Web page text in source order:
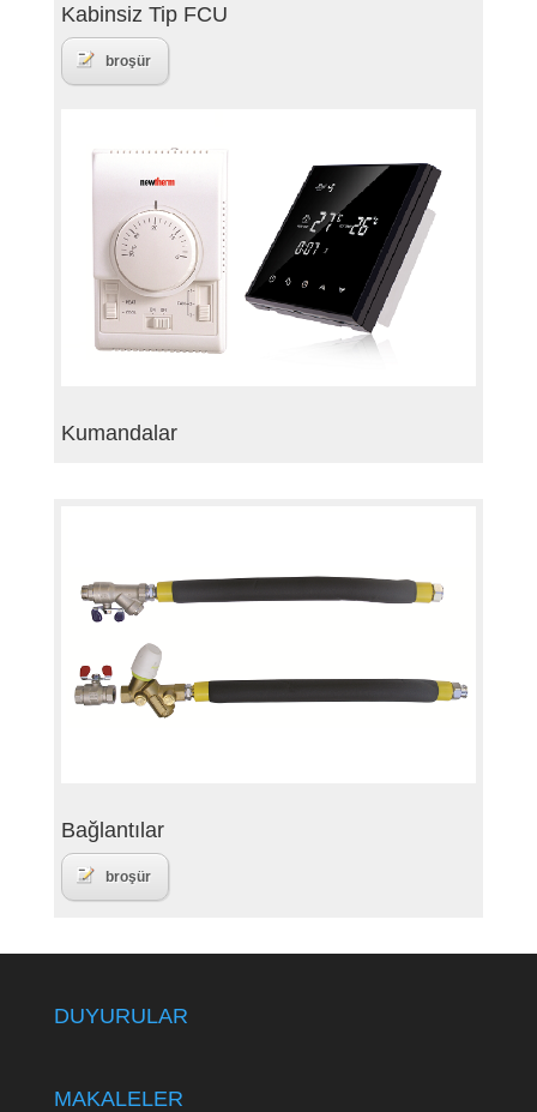
Kabinsiz Tip FCU
broşür
Kumandalar
Bağlantılar
broşür
DUYURULAR
MAKALELER